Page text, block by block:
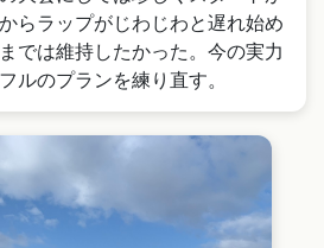
らラップがじわじわと遅れ始め
では維持したかった。今の実力
ルのプランを練り直す。